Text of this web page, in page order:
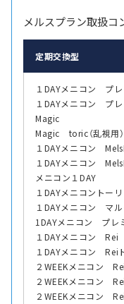
メルスプラン取扱コ
定期交換型
１DAYメニコン プ
１DAYメニコン プ
Magic
Magic toric（乱視用）
１DAYメニコン
１DAYメニコン
メニコン１DAY
１DAYメニコントー
１DAYメニコン マ
1DAYメニコン プレ
１DAYメニコン Rei
１DAYメニコン Rei
２WEEKメニコン Rei
２WEEKメニコン
２WEEKメニコン